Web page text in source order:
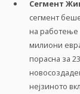
Сегмент
сегмент
на работење
милиони
порасна за
нејзиното